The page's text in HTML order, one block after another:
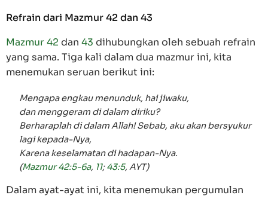
Refrain dari Mazmur 42dan 43
Mazmur 42 dan 43 dihubungkan oleh sebuah refrain
yang sama. Tiga kali dalam dua mazmur ini, kita
menemukan seruan berikut ini:
Mengapa engkau menunduk, hai jiwaku,
dan menggeram di dalam diriku?
Berharaplah di dalam Allah! Sebab, aku akan bersyukur
lagi kepada-Nya,
Karena keselamatan di hadapan-Nya.
(Mazmur 42:5-6a, 11;43:5, AYT)
Dalam ayat-ayat ini, kita menemukan pergumulan